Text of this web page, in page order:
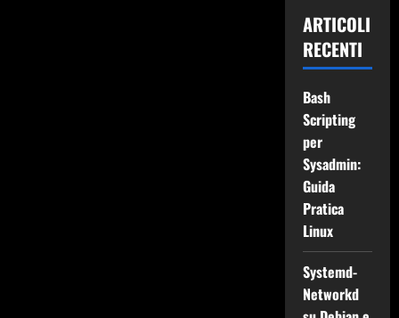
ARTICOLI
RECENTI
Bash
Scripting
per
Sysadmin:
Guida
Pratica
Linux
Systemd-
Networkd